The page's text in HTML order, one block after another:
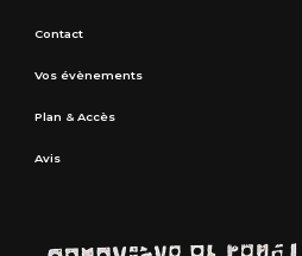
Contact
Vos évènements
Plan & Accès
Avis